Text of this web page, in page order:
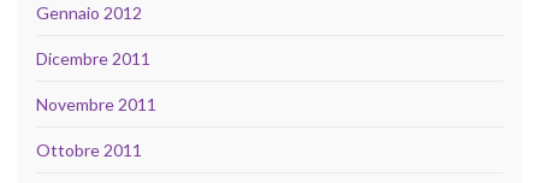
Gennaio 2012
Dicembre 2011
Novembre 2011
Ottobre 2011